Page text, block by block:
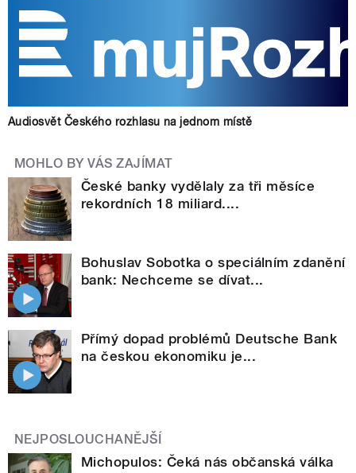
Audiosvět Českého rozhlasu na jednom místě
MOHLO BY VÁS ZAJÍMAT
České banky vydělaly za tři měsíce
rekordních 18 miliard....
Bohuslav Sobotka o speciálním zdanění
bank: Nechceme se dívat...
Přímý dopad problémů Deutsche Bank
na českou ekonomiku je...
NEJPOSLOUCHANĚJŠÍ
Michopulos: Čeká nás občanská válka